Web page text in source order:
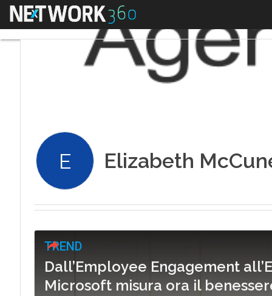
Menu
E Elizabeth
TREND
Dall’Employee Engagement
Microsoft misura ora il